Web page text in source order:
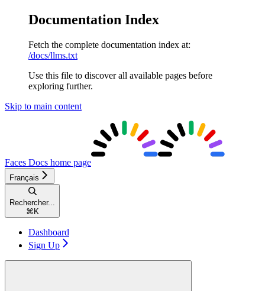
Documentation Index
Fetch the complete documentation index at:
/docs/llms.txt
Use this file to discover all available pages before
exploring further.
Skip to main content
Faces Docs home page
Français
Rechercher...
⌘ K
Dashboard
Sign Up